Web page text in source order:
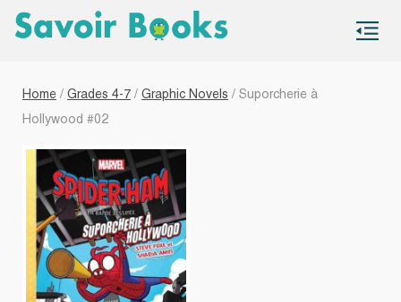
Home / Grades 4-7 / Graphic Novels / Suporcherie à
Hollywood #02